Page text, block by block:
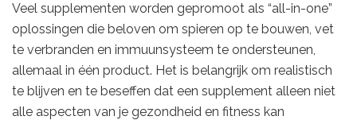
Veel supplementen worden gepromoot als “all-in-one”
oplossingen die beloven om spieren op te bouwen, vet
te verbranden en immuunsysteem te ondersteunen,
allemaal in één product. Het is belangrijk om realistisch
te blijven en te beseffen dat een supplement alleen niet
alle aspecten van je gezondheid en fitness kan